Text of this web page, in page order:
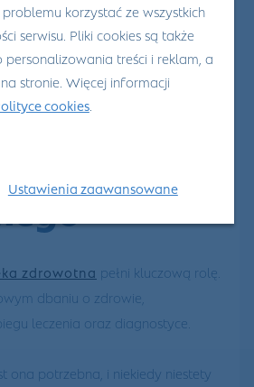
lekarza
zdrowotna pełni kluczową rolę.
dbaniu o zdrowie,
leczenia oraz diagnostyce.
ona potrzebna, i niekiedy niestety
korzystać ze wszystkich
serwisu. Pliki cookies są także
treści i reklam, a
stronie. Więcej informacji
cookies.
Ustawienia zaawansowane